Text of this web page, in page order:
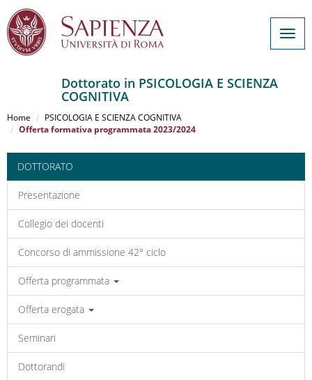
al
contenuto
Dottorato in PSICOLOGIA E SCIENZA
COGNITIVA
Home
PSICOLOGIA E SCIENZA COGNITIVA
Offerta formativa programmata 2023/2024
DOTTORATO
Presentazione
Collegio dei docenti
Concorso di ammissione 42° ciclo
Offerta programmata
Offerta erogata
Seminari
Dottorandi